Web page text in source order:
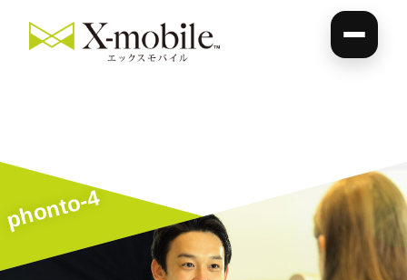
phonto-4